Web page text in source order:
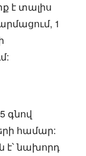
է տալիս
1
գնով
համար:
է՝ նախորդ